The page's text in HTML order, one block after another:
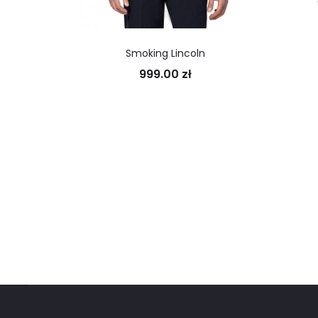
Smoking Lincoln
999.00 zł